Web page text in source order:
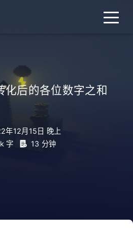
化后的各位数字之和
年12月15日 晚上
字
13 分钟